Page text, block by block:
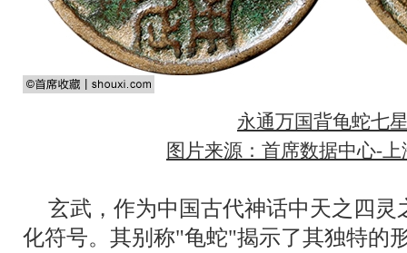
永通万国背龟蛇七
图片来源：首席数据中心-
玄武，作为中国古代神话中天之四
化符号。其别称"龟蛇"揭示了其独特